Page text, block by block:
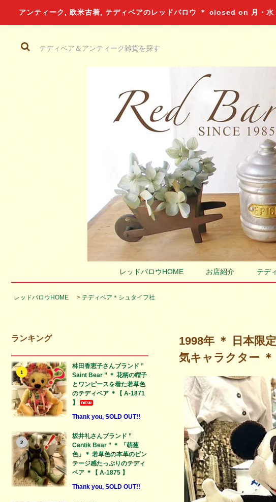
アンティーク, 欧米古着, テディベアのレッドバロウ ＊ closed on 月・
レッドバロウHOME お店紹介 テデ
レッドバロウHOME > テディベア＊シュタイフ社
ランキング
1
林田香恵子さんブランド ”
Saint Bear ” ＊ 花柄の帽子
とワンピースを着た若草色
のテディベア ＊【 A-1871
】
Thank you, SOLD OUT!!
2
坂井礼さんブランド ”
Cantik Bear ” ＊ 「萌葱
色」＊ 若草色の本革のビン
テージ感たっぷりのテディ
ベア ＊【 A-1875 】
Thank you, SOLD OUT!!
1998年 ＊ 日本限
気キャラクター ＊